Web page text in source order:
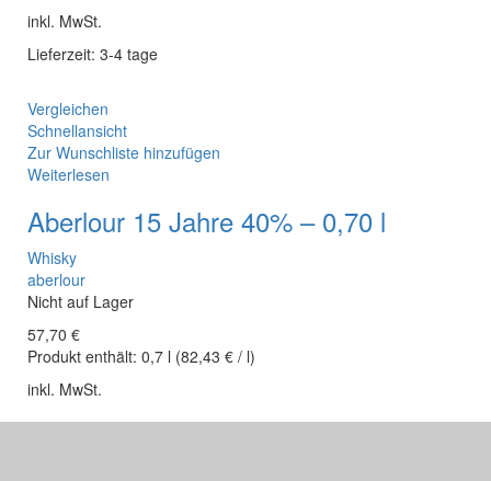
inkl. MwSt.
Lieferzeit: 3-4 tage
Vergleichen
Schnellansicht
Zur Wunschliste hinzufügen
Weiterlesen
Aberlour 15 Jahre 40% – 0,70 l
Whisky
aberlour
Nicht auf Lager
57,70 €
Produkt enthält: 0,7 l (82,43 € / l)
inkl. MwSt.